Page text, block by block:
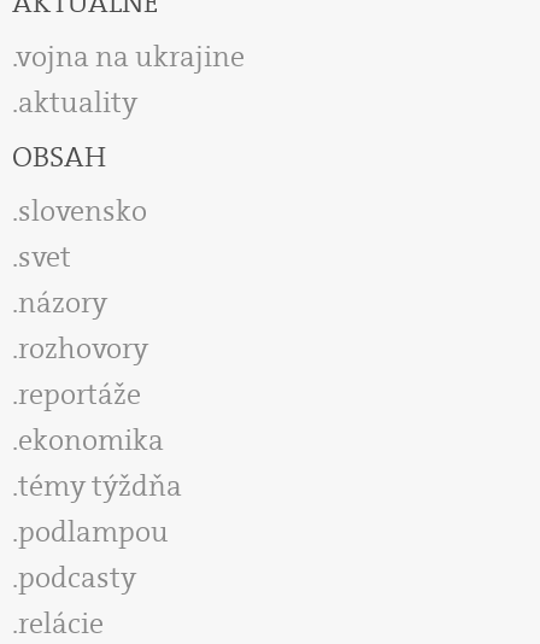
vojna na ukrajine
aktuality
OBSAH
slovensko
svet
názory
rozhovory
reportáže
ekonomika
témy týždňa
podlampou
podcasty
relácie